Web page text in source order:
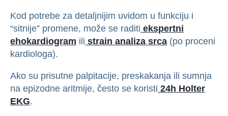
Kod potrebe za detaljnijim uvidom u funkciju i
“sitnije” promene, može se raditi ekspertni
ehokardiogram ili strain analiza srca (po proceni
kardiologa).
Ako su prisutne palpitacije, preskakanja ili sumnja
na epizodne aritmije, često se koristi 24h Holter
EKG.